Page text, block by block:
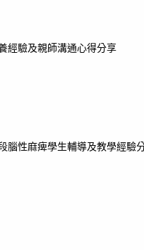
經驗及親師溝通心得分享
腦性麻痺學生輔導及教學經驗